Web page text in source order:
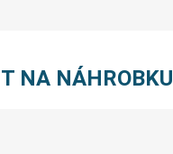
NA NÁHROBKU